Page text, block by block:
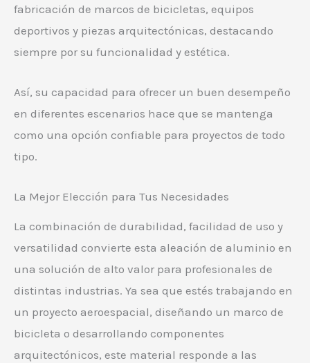
fabricación de marcos de bicicletas, equipos
deportivos y piezas arquitectónicas, destacando
siempre por su funcionalidad y estética.
Así, su capacidad para ofrecer un buen desempeño
en diferentes escenarios hace que se mantenga
como una opción confiable para proyectos de todo
tipo.
La Mejor Elección para Tus Necesidades
La combinación de durabilidad, facilidad de uso y
versatilidad convierte esta aleación de aluminio en
una solución de alto valor para profesionales de
distintas industrias. Ya sea que estés trabajando en
un proyecto aeroespacial, diseñando un marco de
bicicleta o desarrollando componentes
arquitectónicos, este material responde a las